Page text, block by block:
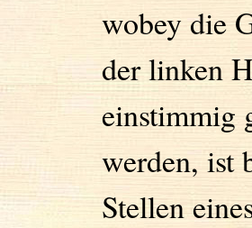
wobey die
der linken
einstimmig
werden, ist
Stellen